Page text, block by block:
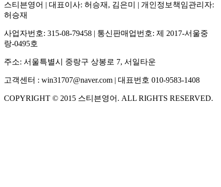
스티븐영어 | 대표이사: 허승재, 김은미
| 개인정보책임관리자:
허승재
사업자번호: 315-08-79458 | 통신판매업번호: 제 2017-서울중
랑-0495호
주소: 서울특별시 중랑구 상봉로 7, 서일타운
고객센터 : win31707@naver.com | 대표번호 010-9583-1408
COPYRIGHT © 2015 스티븐영어 . ALL RIGHTS RESERVED.